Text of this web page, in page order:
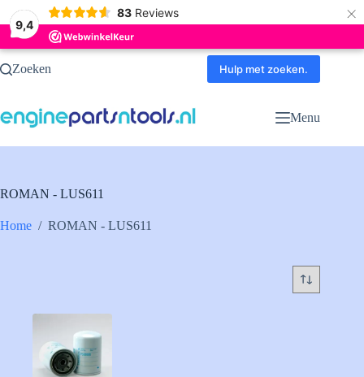
9,4
83 Reviews ×
Ga
naarZoeken Hulp met zoeken.
Menu
ROMAN - LUS611
Home / ROMAN - LUS611